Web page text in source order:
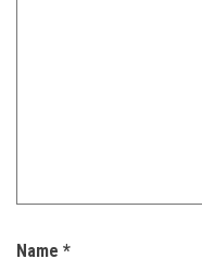
Name *